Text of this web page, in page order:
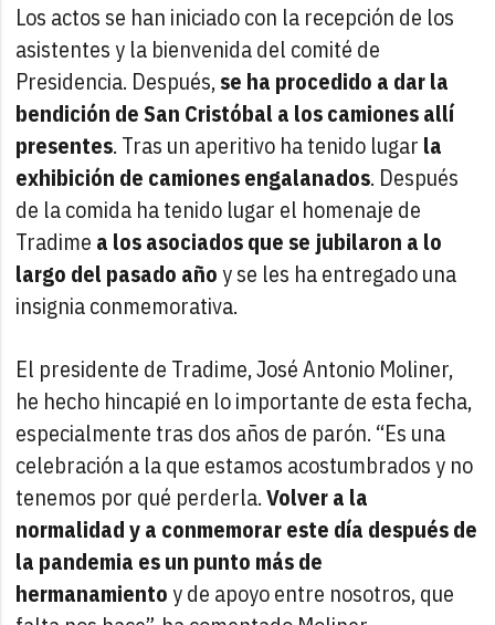
Los actos se han iniciado con la recepción de los
asistentes y la bienvenida del comité de
Presidencia. Después,se ha procedido a dar la
bendición de San Cristóbal a los camiones allí
presentes. Tras un aperitivo ha tenido lugar la
exhibición de camiones engalanados. Después
de la comida ha tenido lugar el homenaje de
Tradime a los asociados que se jubilaron a lo
largo del pasado añoy se les ha entregadouna
insignia conmemorativa.
El presidente de Tradime, José Antonio Moliner,
he hecho hincapié en lo importante de esta fecha,
especialmente tras dos años de parón. “Es una
celebración a la que estamos acostumbrados y no
tenemos por qué perderla.Volver a la
normalidad y a conmemorar este día después de
la pandemia es un punto más de
hermanamientoy de apoyo entre nosotros, que